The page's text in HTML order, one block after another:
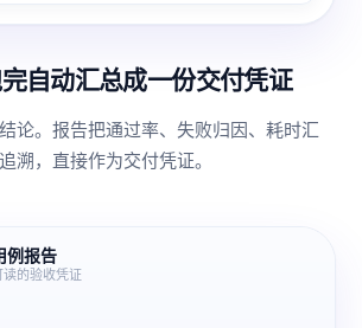
自动汇总成一份交付凭证
论。报告把通过率、失败归因、耗时汇
溯，直接作为交付凭证。
例报告
读的验收凭证